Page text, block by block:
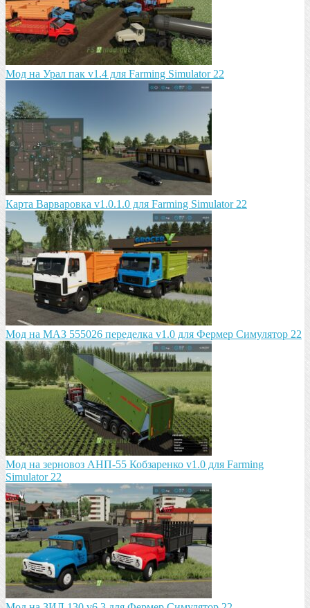
Мод на Урал пак v1.4 для Farming Simulator 22
Карта Варваровка v1.0.1.0 для Farming Simulator 22
Мод на МАЗ 555026 пeрeдeлка v1.0 для Фермер Симулятор 22
Мод на зeрновоз АНП-55 Кобзарeнко v1.0 для Farming
Simulator 22